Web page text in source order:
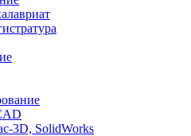
3D, SolidWorks